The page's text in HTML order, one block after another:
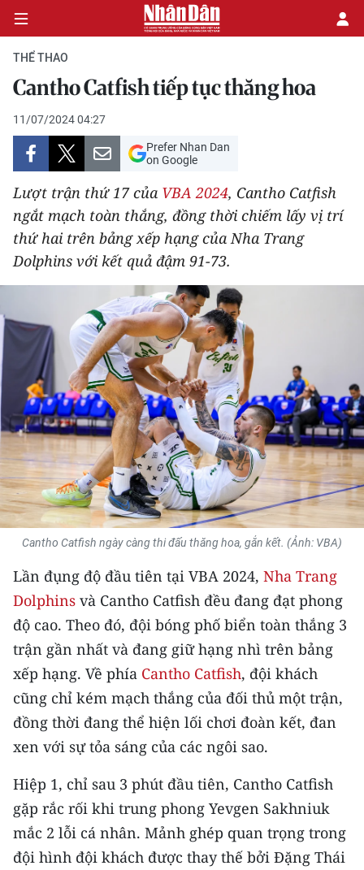
CHÍNH TRỊ
KINH TẾ
VĂN HÓA
XÃ HỘI
PHÁP LUẬT
THẾ GIỚI
THỂ THAO
GIÁO DỤC
Y TẾ
KHOA HỌC - CÔNG NGHỆ
MÔI TRƯỜNG
BẠN ĐỌC
KIỂM CHỨNG THÔNG TIN
TRI THỨC CHUYÊN SÂU
54 DÂN TỘC VIỆT NAM
CHƯƠNG TRÌNH OCOP - MỖI XÃ
MỘT SẢN PHẨM
RADIO
THỂ THAO
Cantho Catfish tiếp tục thăng hoa
11/07/2024 04:27
Prefer Nhan Dan
on Google
Lượt trận thứ 17 của VBA 2024, Cantho Catfish
ngắt mạch toàn thắng, đồng thời chiếm lấy vị trí
thứ hai trên bảng xếp hạng của Nha Trang
Dolphins với kết quả đậm 91-73.
Cantho Catfish ngày càng thi đấu thăng hoa, gắn kết. (Ảnh: VBA)
Lần đụng độ đầu tiên tại VBA 2024, Nha Trang
Dolphins và Cantho Catfish đều đang đạt phong
độ cao. Theo đó, đội bóng phố biển toàn thắng 3
trận gần nhất và đang giữ hạng nhì trên bảng
xếp hạng. Về phía Cantho Catfish, đội khách
cũng chỉ kém mạch thắng của đối thủ một trận,
đồng thời đang thể hiện lối chơi đoàn kết, đan
xen với sự tỏa sáng của các ngôi sao.
Hiệp 1, chỉ sau 3 phút đầu tiên, Cantho Catfish
gặp rắc rối khi trung phong Yevgen Sakhniuk
mắc 2 lỗi cá nhân. Mảnh ghép quan trọng trong
đội hình đội khách được thay thế bởi Đặng Thái